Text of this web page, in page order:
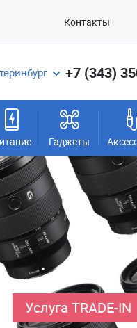
Контакты
+7 (343)
Гаджеты
Услуга TRADE-IN